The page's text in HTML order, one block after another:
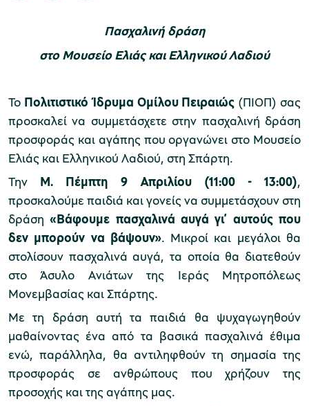
Μουσείο Πλινθοκεραμοποιίας N. & Σ.
Τσαλαπάτα
Μουσείο Μαρμαροτεχνίας
Μουσείο Περιβάλλοντος Στυμφαλίας
Μουσείο Μαστίχας Χίου
Πασχαλινή δράση
στο Μουσείο Ελιάς και Ελληνικού Λαδιού
Το Πολιτιστικό Ίδρυμα Ομίλου Πειραιώς (ΠΙΟΠ) σας
προσκαλεί να συμμετάσχετε στην πασχαλινή δράση
προσφοράς και αγάπης που οργανώνει στο Μουσείο
Ελιάς και Ελληνικού Λαδιού, στη Σπάρτη.
Την Μ. Πέμπτη 9 Απριλίου (11:00 - 13:00),
προσκαλούμε παιδιά και γονείς να συμμετάσχουν στη
δράση«Βάφουμε πασχαλινά αυγά γι’ αυτούς που
δεν μπορούν να βάψουν». Μικροί και μεγάλοι θα
στολίσουν πασχαλινά αυγά, τα οποία θα διατεθούν
στο Άσυλο Ανιάτων της Ιεράς Μητροπόλεως
Μονεμβασίας και Σπάρτης.
Με τη δράση αυτή τα παιδιά θα ψυχαγωγηθούν
μαθαίνοντας ένα από τα βασικά πασχαλινά έθιμα
ενώ, παράλληλα, θα αντιληφθούν τη σημασία της
προσφοράς σε ανθρώπους που χρήζουν της
προσοχής και της αγάπης μας.